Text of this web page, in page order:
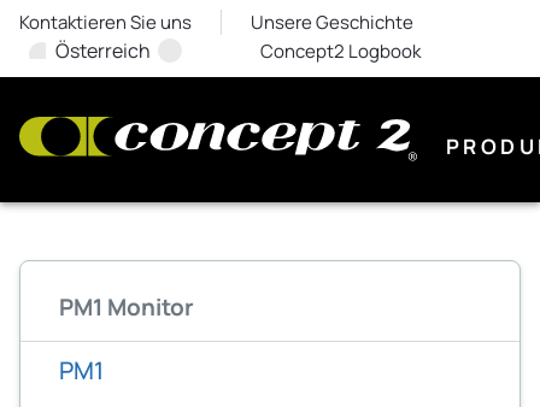
Kontaktieren Sie uns Unsere Geschichte
Österreich Concept2 Logbook
PM1 Monitor
PM1